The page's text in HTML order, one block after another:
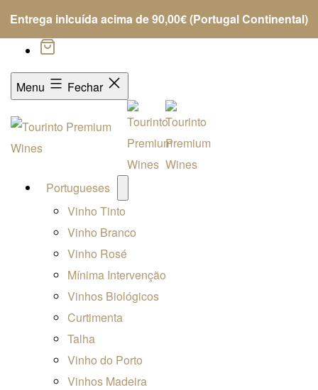
Entrega inlcuída acima de 90,00€ (Portugal Continental)
Menu Fechar
Portugueses
menu
Vinho Tinto
Vinho Branco
Vinho Rosé
Mínima Intervenção
Vinhos Biológicos
Curtimenta
Talha
Vinho do Porto
Vinhos Madeira